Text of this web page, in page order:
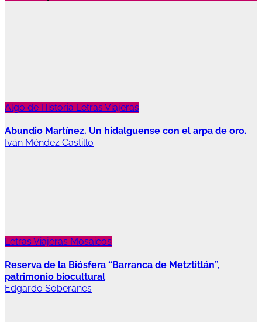
Algo de Historia Letras Viajeras
Abundio Martínez. Un hidalguense con el arpa de oro.
Iván Méndez Castillo
Letras Viajeras Mosaicos
Reserva de la Biósfera “Barranca de Metztitlán”,
patrimonio biocultural
Edgardo Soberanes